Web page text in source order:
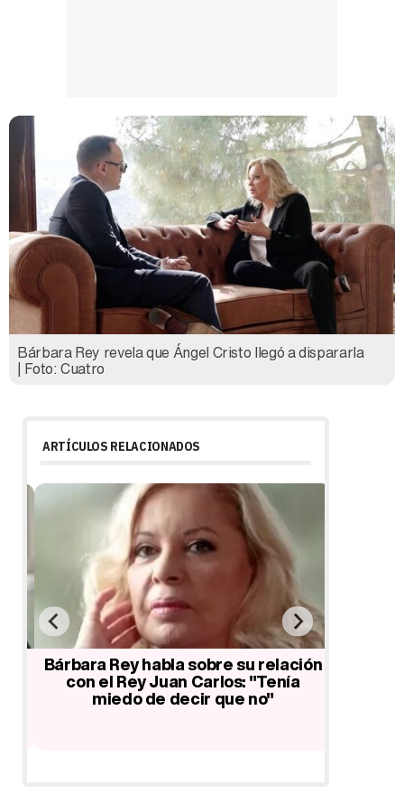
Bárbara Rey revela que Ángel Cristo llegó a dispararla
| Foto: Cuatro
ARTÍCULOS RELACIONADOS
Bárbara Rey habla sobre su relación
con el Rey Juan Carlos: "Tenía
miedo de decir que no"